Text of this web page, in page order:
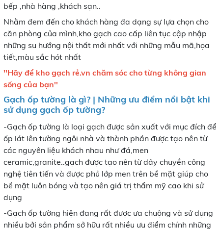
bếp ,nhà hàng ,khách sạn..
Nhằm đem đến cho khách hàng đa dạng sự lựa chọn cho
căn phòng của mình,kho gạch cao cấp liên tục cập nhập
những su hướng nội thất mới nhất với những mẫu mã,họa
tiết,màu sắc hót nhất
''Hãy để kho gạch rẻ.vn chăm sóc cho từng không gian
sống của bạn''
Gạch ốp tường là gì? | Những ưu điểm nổi bật khi
sử dụng gạch ốp tường?
-Gạch ốp tường là loại gạch được sản xuất với mục đích để
ốp lát lên tường ngôi nhà và thành phần được tạo nên từ
các nguyên liệu khách nhau như đá,men
ceramic,granite..gạch được tạo nên từ dây chuyền công
nghệ tiên tiến và được phủ lớp men trên bề mặt giúp cho
bề mặt luôn bóng và tạo nên giá trị thẩm mỹ cao khi sử
dụng
-Gạch ốp tường hiện đang rất được ưa chuộng và sử dụng
nhiều bởi sản phẩm sở hữu rất nhiều ưu điểm chính những